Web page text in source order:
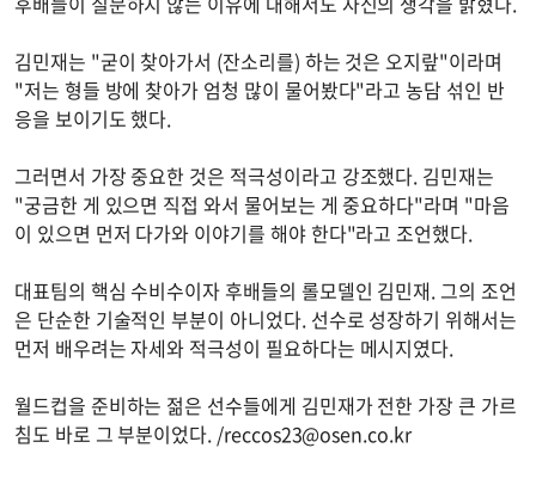
김민재는 "굳이 찾아가서 (잔소리를) 하는 것은 오지랖"이라며
"저는 형들 방에 찾아가 엄청 많이 물어봤다"라고 농담 섞인 반
응을 보이기도 했다.
그러면서 가장 중요한 것은 적극성이라고 강조했다. 김민재는
"궁금한 게 있으면 직접 와서 물어보는 게 중요하다"라며 "마음
이 있으면 먼저 다가와 이야기를 해야 한다"라고 조언했다.
대표팀의 핵심 수비수이자 후배들의 롤모델인 김민재. 그의 조언
은 단순한 기술적인 부분이 아니었다. 선수로 성장하기 위해서는
먼저 배우려는 자세와 적극성이 필요하다는 메시지였다.
월드컵을 준비하는 젊은 선수들에게 김민재가 전한 가장 큰 가르
침도 바로 그 부분이었다. /reccos23@osen.co.kr